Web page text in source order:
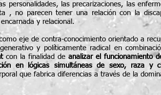
personalidades, las precarizaciones, las
, no parecen tener una relación con la
y relacional.
eje de contra-conocimiento orientado a
y políticamente radical en
con la finalidad de analizar el funcionamiento
en lógicas simultáneas de sexo, raza y
que fabrica diferencias a través de la